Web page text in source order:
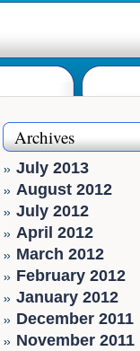
cat mai
lui 2008,
acestui
au
modul in
care il va
exprimat
ca
Archives
July 2013
August 2012
July 2012
April 2012
March 2012
February 2012
January 2012
December 2011
November 2011